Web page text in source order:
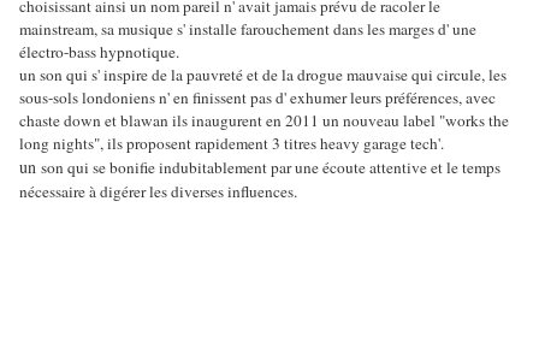
choisissant ainsi un nom pareil n' avait jamais prévu de racoler le
mainstream, sa musique s' installe farouchement dans les marges d' une
électro-bass hypnotique.
un son qui s' inspire de la pauvreté et de la drogue mauvaise qui circule, les
sous-sols londoniens n' en finissent pas d' exhumer leurs préférences, avec
chaste down et blawan ils inaugurent en 2011 un nouveau label "works the
long nights", ils proposent rapidement 3 titres heavy garage tech'.
un son qui se bonifie indubitablement par une écoute attentive et le temps
nécessaire à digérer les diverses influences.